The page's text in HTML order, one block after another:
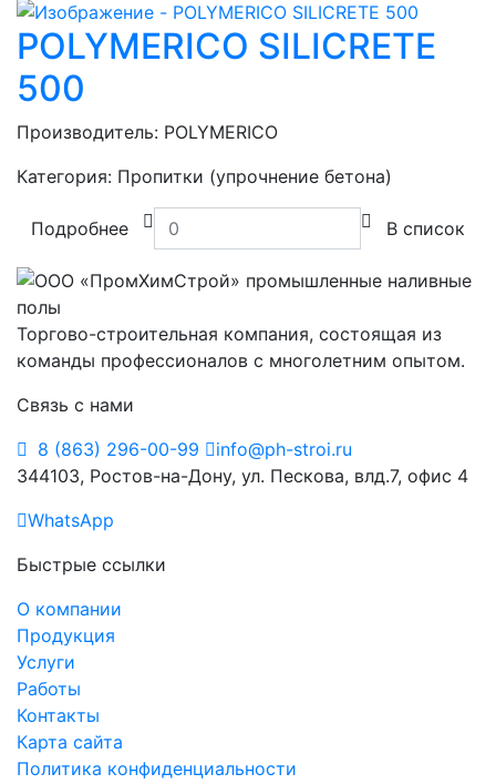
POLYMERICO SILICRETE
500
Производитель: POLYMERICO
Категория: Пропитки (упрочнение бетона)
Подробнее В список
Торгово-строительная компания, состоящая из
команды профессионалов с многолетним опытом.
Связь с нами
8 (863) 296-00-99
info@ph-stroi.ru
344103, Ростов-на-Дону, ул. Пескова, влд.7, офис 4
WhatsApp
Быстрые ссылки
О компании
Продукция
Услуги
Работы
Контакты
Карта сайта
Политика конфиденциальности